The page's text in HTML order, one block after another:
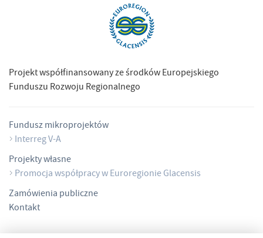
Projekt współfinansowany ze środków Europejskiego
Funduszu Rozwoju Regionalnego
Fundusz mikroprojektów
Interreg V-A
Projekty własne
Promocja współpracy w Euroregionie Glacensis
Zamówienia publiczne
Kontakt